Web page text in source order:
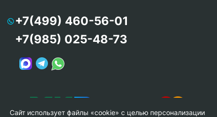
+7(499) 460-56-01
+7(985) 025-48-73
Сайт использует файлы «cookie» с целью персонализации